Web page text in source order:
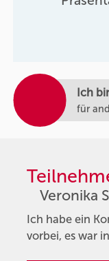
Ich
für
Veronika
Ich habe ein
vorbei, es war